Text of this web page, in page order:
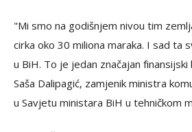
"Mi smo na godišnjem nivou tim
cirka oko 30 miliona maraka. I sad ta
u BiH. To je jedan značajan
Saša Dalipagić, zamjenik ministra
u Savjetu ministara BiH u tehničkom